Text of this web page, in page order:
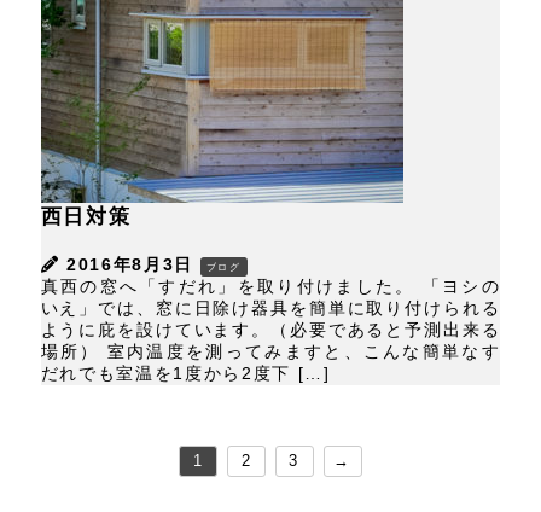
西日対策
2016年8月3日 ブログ
真西の窓へ「すだれ」を取り付けました。 「ヨシの
いえ」では、窓に日除け器具を簡単に取り付けられる
ように庇を設けています。（必要であると予測出来る
場所） 室内温度を測ってみますと、こんな簡単なす
だれでも室温を1度から2度下 […]
1 2 3 →